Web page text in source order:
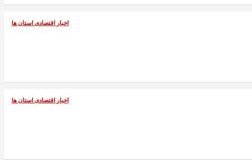
اخبار اقتصادی استان ها
اخبار اقتصادی استان ها